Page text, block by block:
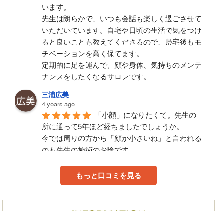
います。
先生は朗らかで、いつも会話も楽しく過ごさせて
いただいています。自宅や日頃の生活で気をつけ
ると良いことも教えてくださるので、帰宅後もモ
チベーションを高く保てます。
定期的に足を運んで、顔や身体、気持ちのメンテ
ナンスをしたくなるサロンです。
三浦広美
4 years ago
「小顔」になりたくて。先生の
所に通って5年ほど経ちましたでしょうか。
今では周りの方から「顔が小さいね」と言われる
のも先生の施術のお陰です。
身体の不調や、顔面や体型の悩みを伝えると、誠
心誠意施術してくださります。毎回、不調な部位
もっと口コミを見る